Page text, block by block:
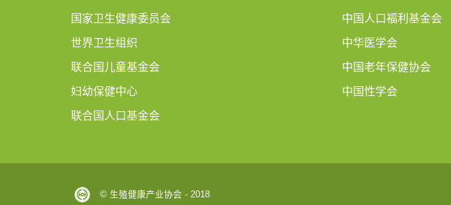
国家卫生健康委员会
世界卫生组织
联合国儿童基金会
妇幼保健中心
联合国人口基金会
中国人口福利基金会
中华医学会
中国老年保健协会
中国性学会
© 生殖健康产业协会 - 2018